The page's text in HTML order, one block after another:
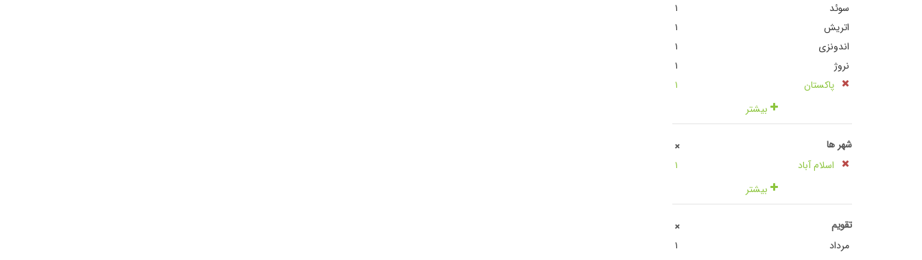
سوئد
١
اتریش
١
اندونزی
١
نروژ
١
پاکستان
١
بیشتر
شهر ها +
اسلام آباد
١
بیشتر
تقویم +
مرداد
١